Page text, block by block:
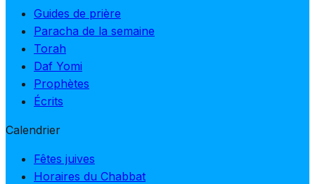
Guides de prière
Paracha de la semaine
Torah
Daf Yomi
Prophètes
Écrits
Calendrier
Fêtes juives
Horaires du Chabbat